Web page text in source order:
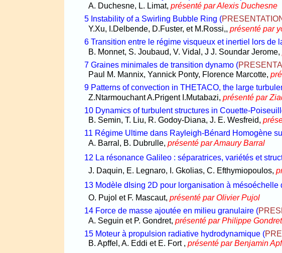
A. Duchesne, L. Limat, présenté par Alexis Duchesne
5 Instability of a Swirling Bubble Ring (
Y.Xu, I.Delbende, D.Fuster, et M.Rossi,, présenté par
6 Transition entre le régime visqueux et inertiel lors
B. Monnet, S. Joubaud, V. Vidal, J J. Soundar Jerome,
7 Graines minimales de transition dynamo (
Paul M. Mannix, Yannick Ponty, Florence Marcotte,
9 Patterns of convection in THETACO, the large
Z.Ntarmouchant A.Prigent I.Mutabazi, présenté par
10 Dynamics of turbulent structures in Couette-
B. Semin, T. Liu, R. Godoy-Diana, J. E. Wesfreid,
11 Régime Ultime dans Rayleigh-Bénard Homogène
A. Barral, B. Dubrulle, présenté par Amaury Barral
12 La résonance Galileo : séparatrices, variétés et
J. Daquin, E. Legnaro, I. Gkolias, C. Efthymiopoulos,
13 Modèle dIsing 2D pour lorganisation à
O. Pujol et F. Mascaut, présenté par Olivier Pujol
14 Force de masse ajoutée en milieu granulaire (
A. Seguin et P. Gondret, présenté par Philippe Gondret
15 Moteur à propulsion radiative hydrodynamique (
B. Apffel, A. Eddi et E. Fort , présenté par Benjamin